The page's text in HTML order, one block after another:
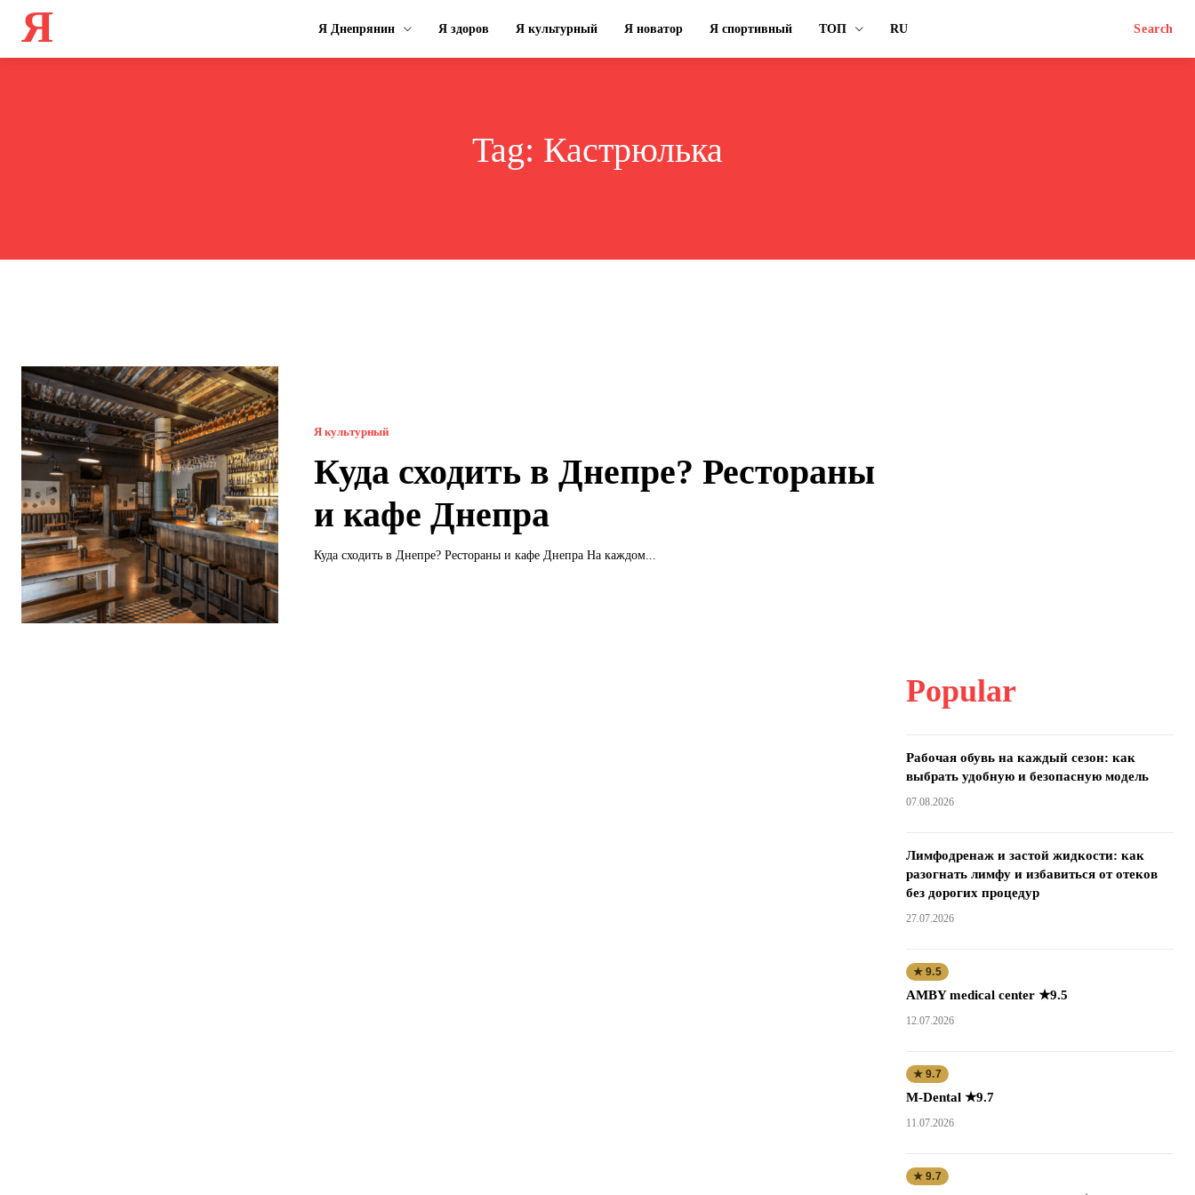
Я Я Днепрянин Я здоров Я культурный Я новатор Я спортивный ТОП RU Search
Tag: Кастрюлька
Я культурный
Куда сходить в Днепре? Рестораны
и кафе Днепра
Куда сходить в Днепре? Рестораны и кафе Днепра На каждом...
Popular
Рабочая обувь на каждый сезон: как
выбрать удобную и безопасную модель
07.08.2026
Лимфодренаж и застой жидкости: как
разогнать лимфу и избавиться от отеков
без дорогих процедур
27.07.2026
★ 9.5
AMBY medical center ★9.5
12.07.2026
★ 9.7
M-Dental ★9.7
11.07.2026
★ 9.7